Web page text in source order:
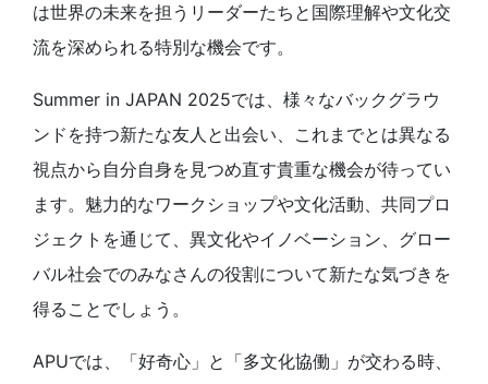
は世界の未来を担うリーダーたちと国際理解や文化交
流を深められる特別な機会です。
Summer in JAPAN 2025では、様々なバックグラウ
ンドを持つ新たな友人と出会い、これまでとは異なる
視点から自分自身を見つめ直す貴重な機会が待ってい
ます。魅力的なワークショップや文化活動、共同プロ
ジェクトを通じて、異文化やイノベーション、グロー
バル社会でのみなさんの役割について新たな気づきを
得ることでしょう。
APUでは、「好奇心」と「多文化協働」が交わる時、